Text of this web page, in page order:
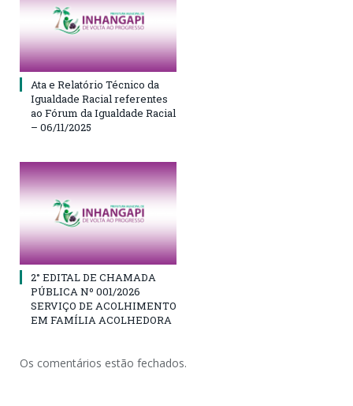
Ata e Relatório Técnico da
Igualdade Racial referentes
ao Fórum da Igualdade Racial
– 06/11/2025
2° EDITAL DE CHAMADA
PÚBLICA Nº 001/2026
SERVIÇO DE ACOLHIMENTO
EM FAMÍLIA ACOLHEDORA
Os comentários estão fechados.